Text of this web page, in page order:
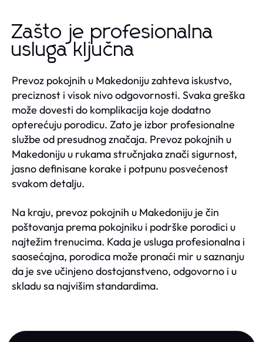
Zašto je profesionalna
usluga ključna
Prevoz pokojnih u Makedoniju zahteva iskustvo,
preciznost i visok nivo odgovornosti. Svaka greška
može dovesti do komplikacija koje dodatno
opterećuju porodicu. Zato je izbor profesionalne
službe od presudnog značaja. Prevoz pokojnih u
Makedoniju u rukama stručnjaka znači sigurnost,
jasno definisane korake i potpunu posvećenost
svakom detalju.
Na kraju, prevoz pokojnih u Makedoniju je čin
poštovanja prema pokojniku i podrške porodici u
najtežim trenucima. Kada je usluga profesionalna i
saosećajna, porodica može pronaći mir u saznanju
da je sve učinjeno dostojanstveno, odgovorno i u
skladu sa najvišim standardima.